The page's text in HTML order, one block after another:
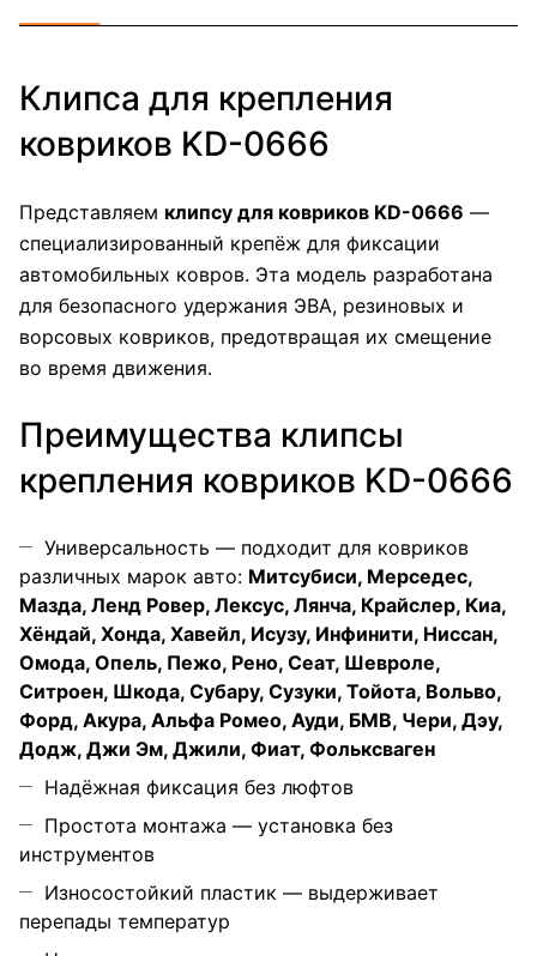
Клипса для крепления
ковриков KD-0666
Представляем клипсу для ковриков KD-0666 —
специализированный крепёж для фиксации
автомобильных ковров. Эта модель разработана
для безопасного удержания ЭВА, резиновых и
ворсовых ковриков, предотвращая их смещение
во время движения.
Преимущества клипсы
крепления ковриков KD-0666
Универсальность — подходит для ковриков
различных марок авто: Митсубиси, Мерседес,
Мазда, Ленд Ровер, Лексус, Лянча, Крайслер, Киа,
Хёндай, Хонда, Хавейл, Исузу, Инфинити, Ниссан,
Омода, Опель, Пежо, Рено, Сеат, Шевроле,
Ситроен, Шкода, Субару, Сузуки, Тойота, Вольво,
Форд, Акура, Альфа Ромео, Ауди, БМВ, Чери, Дэу,
Додж, Джи Эм, Джили, Фиат, Фольксваген
Надёжная фиксация без люфтов
Простота монтажа — установка без
инструментов
Износостойкий пластик — выдерживает
перепады температур